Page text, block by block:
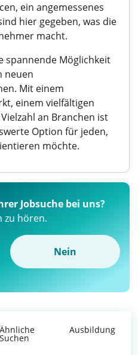
ein angemessenes
hier gegeben, was die
macht.
spannende Möglichkeit
neuen
Mit einem
einem vielfältigen
an Branchen ist
Option für jeden,
möchte.
Jobsuche bei uns?
zu hören.
Nein
Ähnliche
Suchen
Ausbildung